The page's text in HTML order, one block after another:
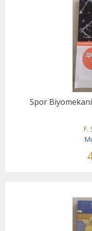
Spor
F.